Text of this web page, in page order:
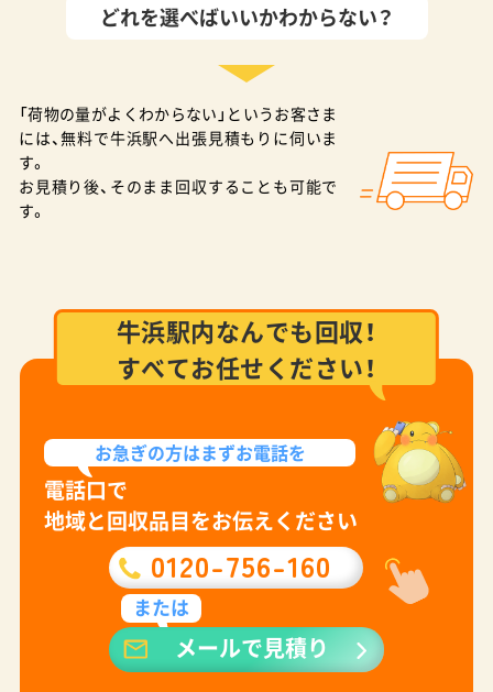
どれを選べばいいかわからない？
「荷物の量がよくわからない」というお客さま
には、無料で牛浜駅へ出張見積もりに伺いま
す。
お見積り後、そのまま回収することも可能で
す。
牛浜駅内なんでも回収！
すべてお任せください！
お急ぎの方はまずお電話を
電話口で
地域と回収品目をお伝えください
0120-756-160
または
メールで見積り